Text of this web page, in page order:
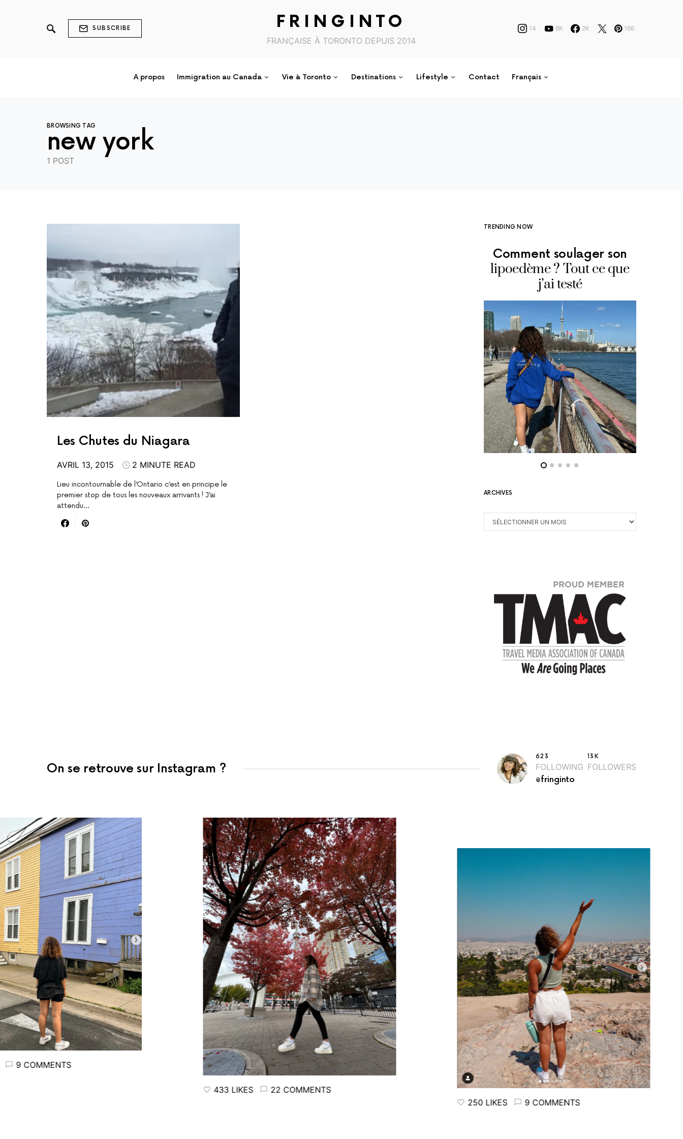
SUBSCRIBE FRINGINTO
FRANÇAISE À TORONTO DEPUIS 2014
14 8K 2K 166
A propos Immigration au Canada Vie à Toronto Destinations Lifestyle Contact Français
BROWSING TAG
new york
1 POST
Les Chutes du Niagara
AVRIL 13, 2015 2 MINUTE READ
Lieu incontournable de l’Ontario c’est en principe le
premier stop de tous les nouveaux arrivants ! J’ai
attendu…
TRENDING NOW
Comment soulager son
lipoedème ? Tout ce que
j’ai testé
ARCHIVES
ARCHIVES
On se retrouve sur Instagram ?
623
FOLLOWING
13K
FOLLOWERS
@fringinto
433 LIKES
22 COMMENTS
250 LIKES
9 COMMENTS
COMMENTS